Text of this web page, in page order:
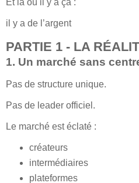
Et là où il y a ça :
il y a de l’argent
PARTIE 1 - LA
1. Un marché sans
Pas de structure unique.
Pas de leader officiel.
Le marché est éclaté :
créateurs
intermédiaires
plateformes